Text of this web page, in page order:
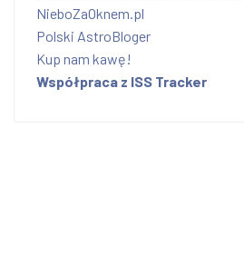
NieboZaOknem.pl
Polski AstroBloger
Kup nam kawę!
Współpraca z ISS Tracker